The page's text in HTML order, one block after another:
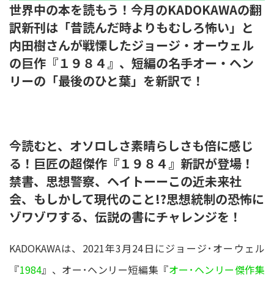
世界中の本を読もう！今月のKADOKAWAの翻
訳新刊は「昔読んだ時よりもむしろ怖い」と
内田樹さんが戦慄したジョージ・オーウェル
の巨作『１９８４』、短編の名手オー・ヘン
リーの「最後のひと葉」を新訳で！
今読むと、オソロしさ素晴らしさも倍に感じ
る！巨匠の超傑作『１９８４』新訳が登場！
禁書、思想警察、ヘイトーーこの近未来社
会、もしかして現代のこと!?思想統制の恐怖に
ゾワゾワする、伝説の書にチャレンジを！
KADOKAWAは、2021年3月24日にジョージ･オーウェル
『1984』、オー･ヘンリー短編集『オー･ヘンリー傑作集